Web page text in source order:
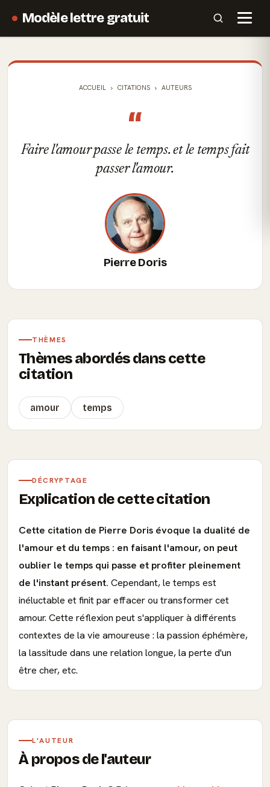
Modèle lettre gratuit
ACCUEIL CITATIONS AUTEURS
“
Faire l'amour passe le temps. et le temps fait
passer l'amour.
Pierre Doris
THÈMES
Thèmes abordés dans cette
citation
amour temps
DÉCRYPTAGE
Explication de cette citation
Cette citation de Pierre Doris évoque la dualité de
l'amour et du temps : en faisant l'amour, on peut
oublier le temps qui passe et profiter pleinement
de l'instant présent. Cependant, le temps est
inéluctable et finit par effacer ou transformer cet
amour. Cette réflexion peut s'appliquer à différents
contextes de la vie amoureuse : la passion éphémère,
la lassitude dans une relation longue, la perte d'un
être cher, etc.
L'AUTEUR
À propos de l'auteur